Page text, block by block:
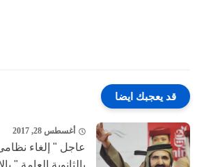
قد يعجبك ايضا
أغسطس 28, 2017
عاجل " إلغاء